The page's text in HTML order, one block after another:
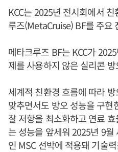
KCC는 2025년 전시회에서
루즈(MetaCruise) BF를 주요
메타크루즈 BF는 KCC가
제를 사용하지 않은 실리콘
세계적 친환경 흐름에 따라
맞추면서도 방오 성능을 구현
찰 저항을 최소화하고 연료
는 성능을 앞세워 2025년 9
인 MSC 선박에 적용돼 기술